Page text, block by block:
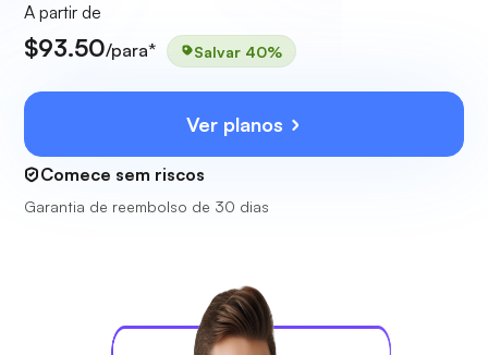
A partir de
$93.50/para* Salvar 40%
Ver planos
Comece sem riscos
Garantia de reembolso de 30 dias